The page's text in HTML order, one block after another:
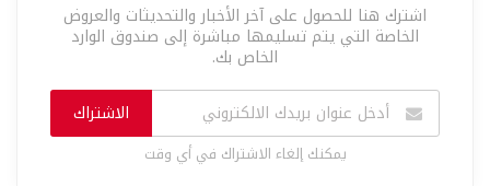
اشترك هنا للحصول على آخر الأخبار والتحديثات والعروض
الخاصة التي يتم تسليمها مباشرة إلى صندوق الوارد
الخاص بك.
الاشتراك
يمكنك إلغاء الاشتراك في أي وقت